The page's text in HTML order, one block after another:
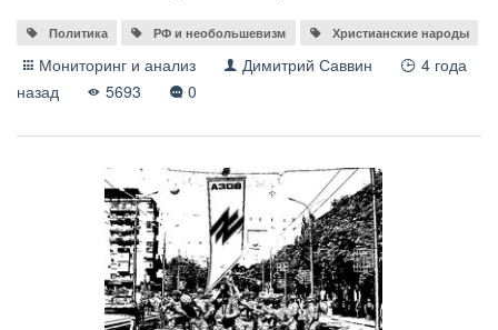
Политика РФ и необольшевизм Христианские народы
Мониторинг и анализ Димитрий Саввин
4 года
назад
5693 0